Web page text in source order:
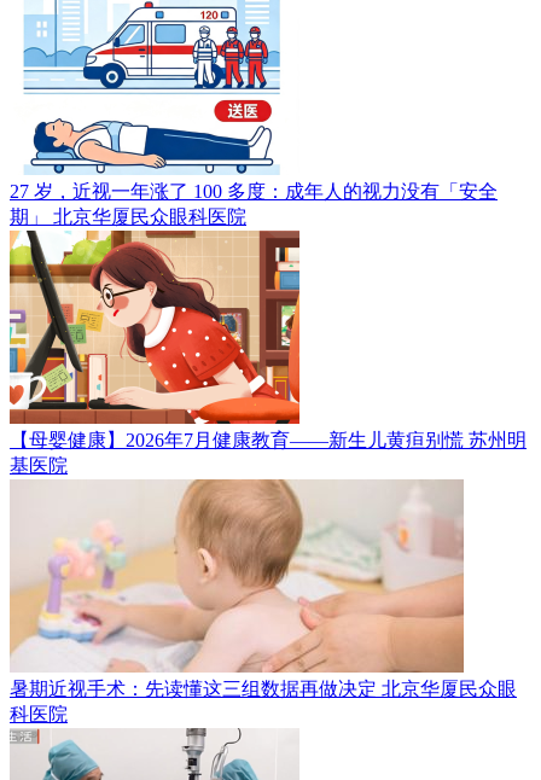
27 岁，近视一年涨了 100 多度：成年人的视力没有「安全
期」 北京华厦民众眼科医院
【母婴健康】2026年7月健康教育——新生儿黄疸别慌 苏州明
基医院
暑期近视手术：先读懂这三组数据再做决定 北京华厦民众眼
科医院